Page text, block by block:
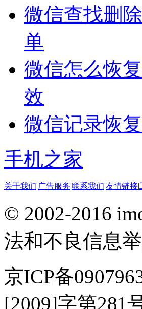
微信查找删
单
微信怎么恢
效
微信记录恢
手机之家
关于我们|广告服务|联系我们|友情链接|
© 2002-2016
法和不良信息
京ICP备
[2009]字第281